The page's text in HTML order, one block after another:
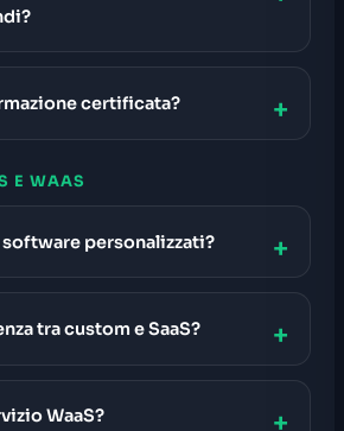
certificata?
E WAAS
software personalizzati?
tra custom e SaaS?
WaaS?